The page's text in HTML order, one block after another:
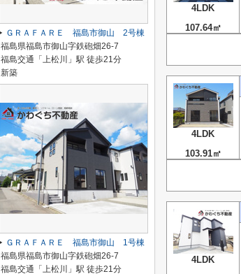
4LDK
107.64㎡
4LDK
103.91㎡
4LDK
ＧＲＡＦＡＲＥ 福島市御山 2号棟
福島県福島市御山字鉄砲畑26-7
福島交通「上松川」駅 徒歩21分
新築
ＧＲＡＦＡＲＥ 福島市御山 1号棟
福島県福島市御山字鉄砲畑26-7
福島交通「上松川」駅 徒歩21分